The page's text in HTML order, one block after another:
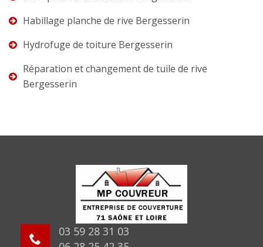
Habillage planche de rive Bergesserin
Hydrofuge de toiture Bergesserin
Réparation et changement de tuile de rive
Bergesserin
03 59 28 31 03